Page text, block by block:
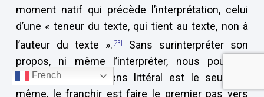
moment natif qui précède l’interprétation, celui
d’une « teneur du texte, qui tient au texte, non à
l’auteur du texte ». [23]
Sans surinterpréter son
propos, ni même l’interpréter, nous pouvons
poser que notre sens littéral est le seuil lui-
même, le franchir est faire le premier pas vers
French